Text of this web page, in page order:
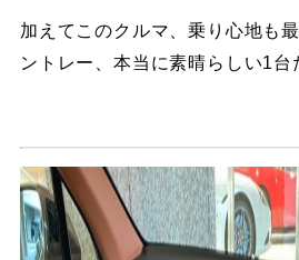
加えてこのクルマ、乗り心地も
ントレー、本当に素晴らしい1台